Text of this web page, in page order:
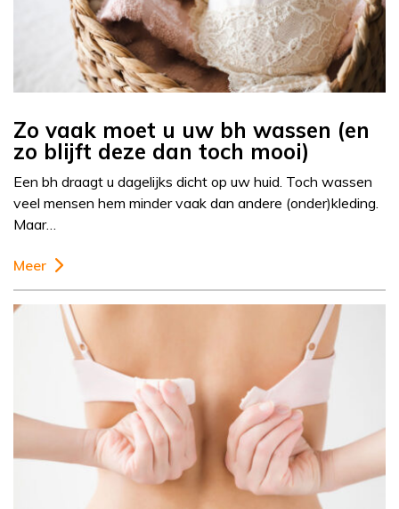
Zo vaak moet u uw bh wassen (en
zo blijft deze dan toch mooi)
Een bh draagt u dagelijks dicht op uw huid. Toch wassen
veel mensen hem minder vaak dan andere (onder)kleding.
Maar…
Meer